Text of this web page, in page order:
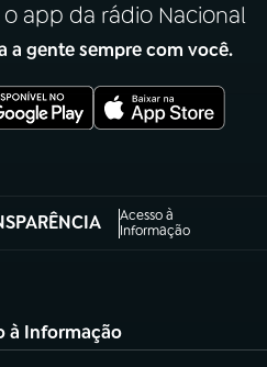
o app da rádio Nacional
a gente sempre com você.
Acesso à
Informação
nova aba)
à Informação